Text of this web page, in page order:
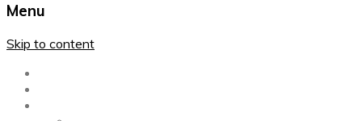
Menu
Skip to content